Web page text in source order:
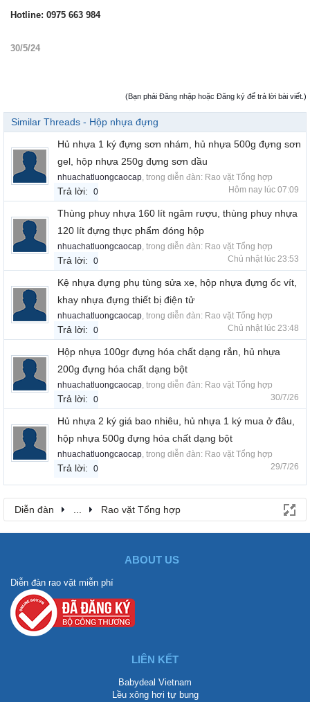
Hotline: 0975 663 984
30/5/24
(Bạn phải Đăng nhập hoặc Đăng ký để trả lời bài viết.)
Similar Threads - Hộp nhựa đựng
Hủ nhựa 1 ký đựng sơn nhám, hủ nhựa 500g đựng sơn
gel, hộp nhựa 250g đựng sơn dầu
nhuachatluongcaocap , trong diễn đàn: Rao vặt Tổng hợp
Trả lời: 0 Hôm nay lúc 07:09
Thùng phuy nhựa 160 lít ngâm rượu, thùng phuy nhựa
120 lít đựng thực phẩm đóng hộp
nhuachatluongcaocap , trong diễn đàn: Rao vặt Tổng hợp
Trả lời: 0 Chủ nhật lúc 23:53
Kệ nhựa đựng phụ tùng sửa xe, hộp nhựa đựng ốc vít,
khay nhựa đựng thiết bị điện tử
nhuachatluongcaocap , trong diễn đàn: Rao vặt Tổng hợp
Trả lời: 0 Chủ nhật lúc 23:48
Hộp nhựa 100gr đựng hóa chất dạng rắn, hủ nhựa
200g đựng hóa chất dạng bột
nhuachatluongcaocap , trong diễn đàn: Rao vặt Tổng hợp
Trả lời: 0 30/7/26
Hủ nhựa 2 ký giá bao nhiêu, hủ nhựa 1 ký mua ở đâu,
hộp nhựa 500g đựng hóa chất dạng bột
nhuachatluongcaocap , trong diễn đàn: Rao vặt Tổng hợp
Trả lời: 0 29/7/26
Diễn đàn Rao vặt Tổng hợp
ABOUT US
Diễn đàn rao vặt miễn phí
LIÊN KẾT
Babydeal Vietnam
Lều xông hơi tự bung